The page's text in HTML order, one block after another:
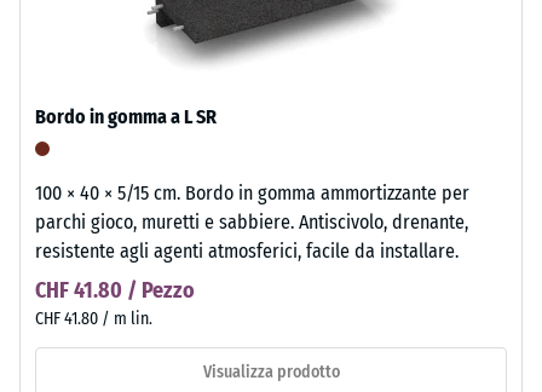
Bordo in gomma a L SR
100 × 40 × 5/15 cm. Bordo in gomma ammortizzante per
parchi gioco, muretti e sabbiere. Antiscivolo, drenante,
resistente agli agenti atmosferici, facile da installare.
CHF 41.80 / Pezzo
CHF 41.80 / m lin.
Visualizza prodotto